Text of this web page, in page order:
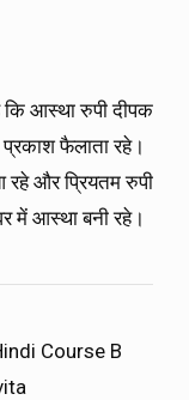
कि आस्था रुपी दीपक
फैलाता रहे।
और प्रियतम रुपी
में आस्था बनी रहे।
Course B